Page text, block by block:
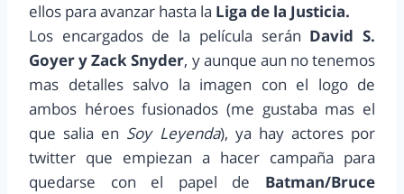
ellos para avanzar hasta la Liga de la Justicia.
Los encargados de la película serán David S.
Goyer y Zack Snyder, y aunque aun no tenemos
mas detalles salvo la imagen con el logo de
ambos héroes fusionados (me gustaba mas el
que salia en Soy Leyenda), ya hay actores por
twitter que empiezan a hacer campaña para
quedarse con el papel de Batman/Bruce